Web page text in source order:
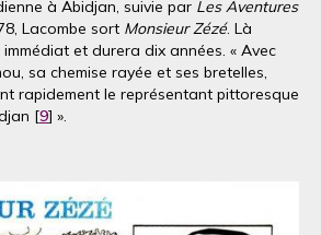
à Abidjan, suivie par Les Aventures
Lacombe sort Monsieur Zézé. Là
et durera dix années. « Avec
sa chemise rayée et ses bretelles,
rapidement le représentant pittoresque
[9] ».